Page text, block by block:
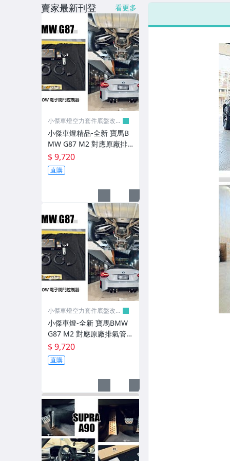
LED側燈/黃側燈(晶鑽/燻黑)
BMW/BENZ專用改裝側燈
後保桿側燈/後保桿LED反光燈
原廠型尾燈/紅白/晶鑽尾燈
改裝黑框/光柱/光條LED尾燈
原廠型霧燈/晶鑽/燻黑霧燈
改裝魚眼霧燈/光圈魚眼霧燈
專用型LED後霧燈
前後保桿/前後下巴/側裙/尾翼
後視鏡/後視鏡外蓋/後視鏡方向燈/內把手/LED外
霧燈框/外蓋
改裝加油踏板/冷光迎賓踏板
LED晝行燈/專用日行燈
SMD晶片牌照燈/室內燈
升降機/汽車零件/鈑金零件
大包/水箱罩用蜂巢塑膠網
歐盟裝飾牌/儀表框/排檔/冷氣框
各式精品/百貨類/各式晴雨窗
各車系大燈燈眉
賣家最新刊登 看更多
小傑車燈空力套件底盤改裝
小傑車燈精品-全新 寶馬B
MW G87 M2 對應原廠排
氣管 SHADOW 電子閥門
控制器
$ 9,720
直購
小傑車燈空力套件底盤改裝
小傑車燈-全新 寶馬BMW
G87 M2 對應原廠排氣管 S
HADOW 電子閥門控制器
$ 9,720
直購